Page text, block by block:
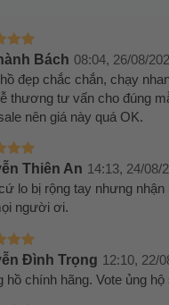
Bách 08:04, 26/08/
đẹp chắc chắn, chạy
thương tư vấn cho đúng
nên giá này quá OK.
Thiên An 14:13, 24/08/
lo bị rộng tay nhưng nhận
người ơi.
Đình Trọng 12:10, 22/
hồ chính hãng. Vote ủng hộ